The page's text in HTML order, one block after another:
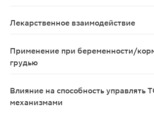
Лекарственное взаимодействие
Применение при беременности/
грудью
Влияние на способность управлять
механизмами